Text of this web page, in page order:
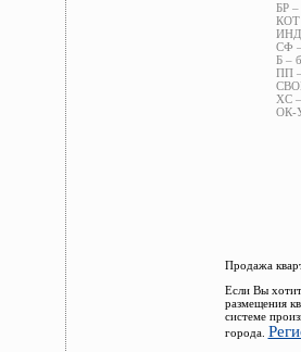
БР –
КОТ
ИНД
СФ –
Б –
ПП –
ХС
ОК-
Продажа
Если Вы
размещения
системе
города.